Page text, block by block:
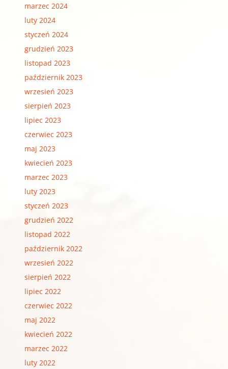
marzec 2024
luty 2024
styczeń 2024
grudzień 2023
listopad 2023
październik 2023
wrzesień 2023
sierpień 2023
lipiec 2023
czerwiec 2023
maj 2023
kwiecień 2023
marzec 2023
luty 2023
styczeń 2023
grudzień 2022
listopad 2022
październik 2022
wrzesień 2022
sierpień 2022
lipiec 2022
czerwiec 2022
maj 2022
kwiecień 2022
marzec 2022
luty 2022